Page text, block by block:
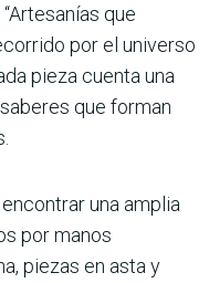
que
por el universo
pieza cuenta una
que forman
una amplia
por manos
piezas en asta y